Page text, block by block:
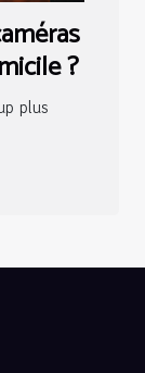
?
plus